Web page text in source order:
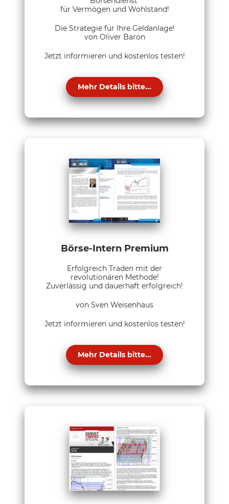
für Vermögen und Wohlstand!
Die Strategie für Ihre Geldanlage!
von Oliver Baron
Jetzt informieren und kostenlos testen!
Mehr Details bitte...
Börse-Intern Premium
Erfolgreich Traden mit der
revolutionären Methode!
Zuverlässig und dauerhaft erfolgreich!
von Sven Weisenhaus
Jetzt informieren und kostenlos testen!
Mehr Details bitte...